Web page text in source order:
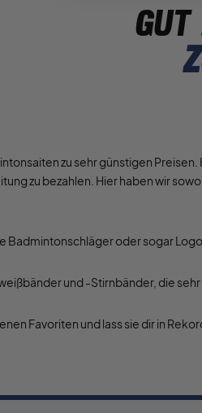
gut
zu sehr günstigen
zu bezahlen. Hier haben wir
Badmintonschläger oder sogar
und -Stirnbänder, die
Favoriten und lass sie dir in